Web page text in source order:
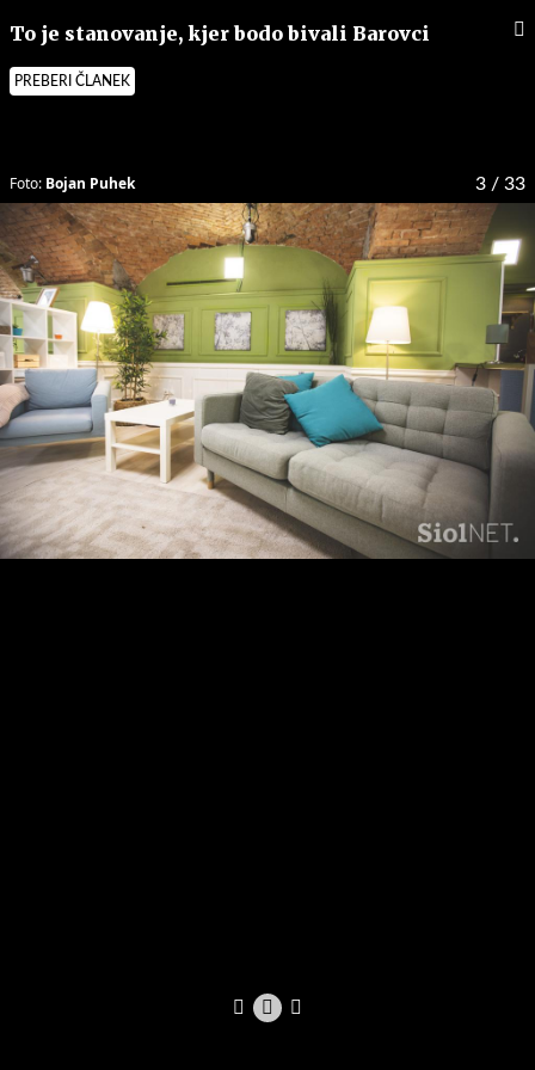
To je stanovanje, kjer bodo bivali Barovci
PREBERI ČLANEK
3 / 33
Foto: Bojan Puhek